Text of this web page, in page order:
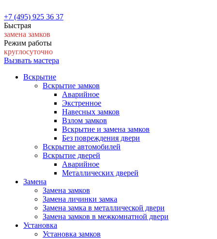
+7 (495) 925 36 37
Быстрая
замена замков
Режим работы
круглосуточно
Вызвать мастера
Вскрытие
Вскрытие замков
Аварийное
Экстренное
Навесных замков
Взлом замков
Вскрытие и замена замков
Без повреждения двери
Вскрытие автомобилей
Вскрытие дверей
Аварийное
Металлических дверей
Замена
Замена замков
Замена личинки замка
Замена замка в металлической двери
Замена замков в межкомнатной двери
Установка
Установка замков